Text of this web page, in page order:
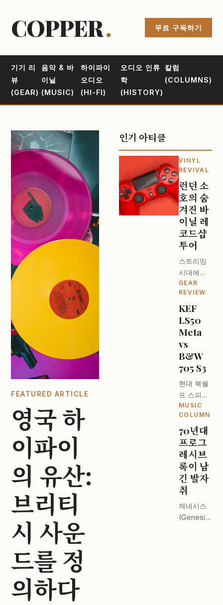
COPPER. 무료 구독하기
기기 리
뷰
(GEAR)
음악 & 바
이닐
(MUSIC)
하이파이
오디오
(HI-FI)
오디오 인류
학
(HISTORY)
칼럼
(COLUMNS)
FEATURED ARTICLE
영국 하
이파이
의 유산:
브리티
시 사운
드를 정
의하다
인기 아티클
VINYL
REVIVAL
런던 소
호의 숨
겨진 바
이닐 레
코드샵
투어
스트리밍
시대에도
턴테이블
이 돌아가
는 이유. 런
던 오디오
파일들의
성지를 찾
아서.
GEAR
REVIEW
KEF
LS50
Meta
vs
B&W
705 S3
현대 북쉘
프 스피커
의 최강자
는 누구인
가? 디자
인과 사운
드 스테이
지 전격 비
교.
MUSIC
COLUMN
70년대
프로그
레시브
록이 남
긴 발자
취
제네시스
(Genesis)